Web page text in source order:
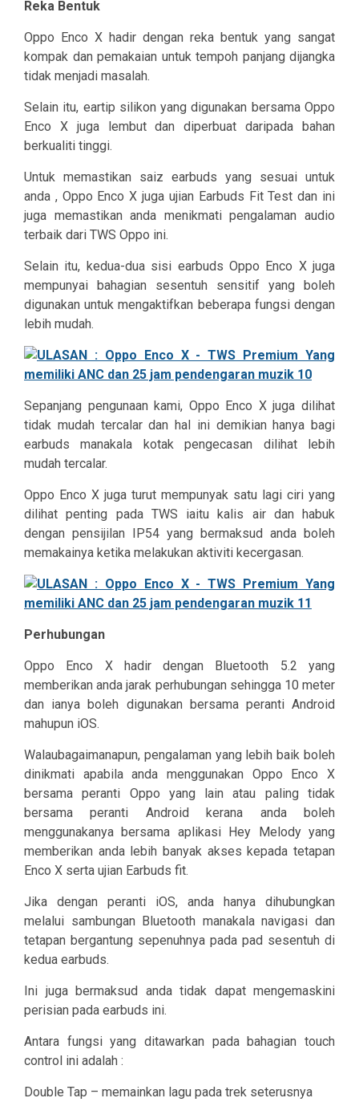
Reka Bentuk
Oppo Enco X hadir dengan reka bentuk yang sangat
kompak dan pemakaian untuk tempoh panjang dijangka
tidak menjadi masalah.
Selain itu, eartip silikon yang digunakan bersama Oppo
Enco X juga lembut dan diperbuat daripada bahan
berkualiti tinggi.
Untuk memastikan saiz earbuds yang sesuai untuk
anda , Oppo Enco X juga ujian Earbuds Fit Test dan ini
juga memastikan anda menikmati pengalaman audio
terbaik dari TWS Oppo ini.
Selain itu, kedua-dua sisi earbuds Oppo Enco X juga
mempunyai bahagian sesentuh sensitif yang boleh
digunakan untuk mengaktifkan beberapa fungsi dengan
lebih mudah.
Sepanjang pengunaan kami, Oppo Enco X juga dilihat
tidak mudah tercalar dan hal ini demikian hanya bagi
earbuds manakala kotak pengecasan dilihat lebih
mudah tercalar.
Oppo Enco X juga turut mempunyak satu lagi ciri yang
dilihat penting pada TWS iaitu kalis air dan habuk
dengan pensijilan IP54 yang bermaksud anda boleh
memakainya ketika melakukan aktiviti kecergasan.
Perhubungan
Oppo Enco X hadir dengan Bluetooth 5.2 yang
memberikan anda jarak perhubungan sehingga 10 meter
dan ianya boleh digunakan bersama peranti Android
mahupun iOS.
Walaubagaimanapun, pengalaman yang lebih baik boleh
dinikmati apabila anda menggunakan Oppo Enco X
bersama peranti Oppo yang lain atau paling tidak
bersama peranti Android kerana anda boleh
menggunakanya bersama aplikasi Hey Melody yang
memberikan anda lebih banyak akses kepada tetapan
Enco X serta ujian Earbuds fit.
Jika dengan peranti iOS, anda hanya dihubungkan
melalui sambungan Bluetooth manakala navigasi dan
tetapan bergantung sepenuhnya pada pad sesentuh di
kedua earbuds.
Ini juga bermaksud anda tidak dapat mengemaskini
perisian pada earbuds ini.
Antara fungsi yang ditawarkan pada bahagian touch
control ini adalah :
Double Tap – memainkan lagu pada trek seterusnya